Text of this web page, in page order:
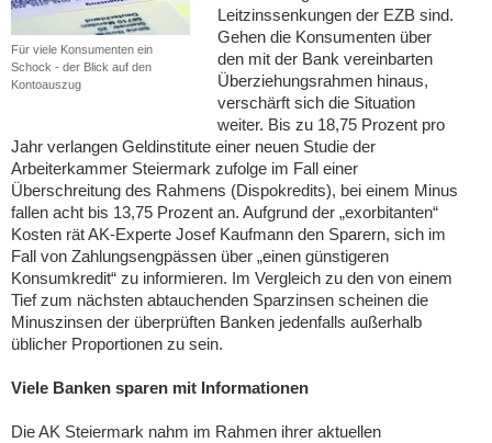
Für viele Konsumenten ein
Schock - der Blick auf den
Kontoauszug
Leitzinssenkungen der EZB sind.
Gehen die Konsumenten über
den mit der Bank vereinbarten
Überziehungsrahmen hinaus,
verschärft sich die Situation
weiter. Bis zu 18,75 Prozent pro
Jahr verlangen Geldinstitute einer neuen Studie der
Arbeiterkammer Steiermark zufolge im Fall einer
Überschreitung des Rahmens (Dispokredits), bei einem Minus
fallen acht bis 13,75 Prozent an. Aufgrund der „exorbitanten“
Kosten rät AK-Experte Josef Kaufmann den Sparern, sich im
Fall von Zahlungsengpässen über „einen günstigeren
Konsumkredit“ zu informieren. Im Vergleich zu den von einem
Tief zum nächsten abtauchenden Sparzinsen scheinen die
Minuszinsen der überprüften Banken jedenfalls außerhalb
üblicher Proportionen zu sein.
Viele Banken sparen mit Informationen
Die AK Steiermark nahm im Rahmen ihrer aktuellen